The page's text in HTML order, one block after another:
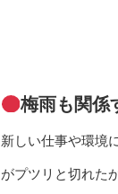
梅雨も関係
新しい仕事や環境
がプツリと切れた